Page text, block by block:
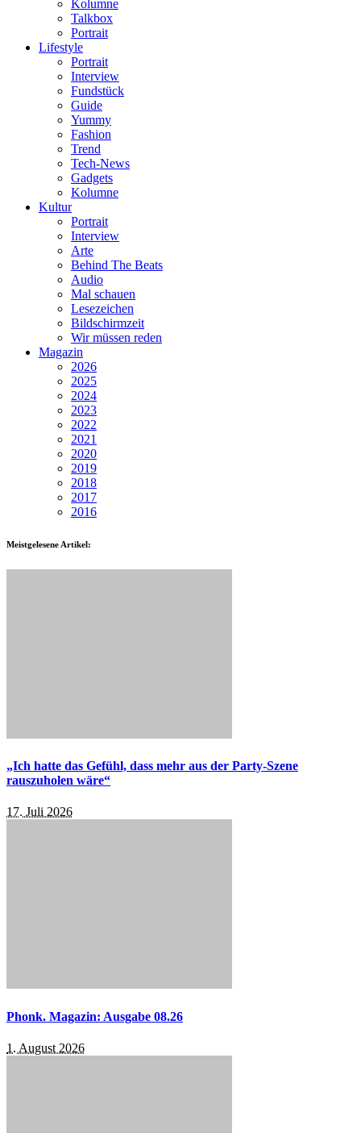
Kolumne
Talkbox
Portrait
Lifestyle
Portrait
Interview
Fundstück
Guide
Yummy
Fashion
Trend
Tech-News
Gadgets
Kolumne
Kultur
Portrait
Interview
Arte
Behind The Beats
Audio
Mal schauen
Lesezeichen
Bildschirmzeit
Wir müssen reden
Magazin
2026
2025
2024
2023
2022
2021
2020
2019
2018
2017
2016
Meistgelesene Artikel:
„Ich hatte das Gefühl, dass mehr aus der Party-Szene
rauszuholen wäre“
17. Juli 2026
Phonk. Magazin: Ausgabe 08.26
1. August 2026